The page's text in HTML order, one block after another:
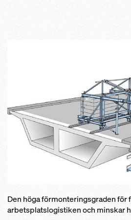
Den höga förmonteringsgraden för
arbetsplatslogistiken och minskar